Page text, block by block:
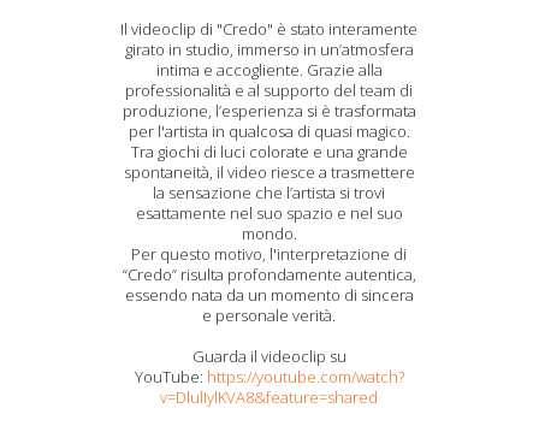
Il videoclip di "Credo" è stato interamente
girato in studio, immerso in un’atmosfera
intima e accogliente. Grazie alla
professionalità e al supporto del team di
produzione, l’esperienza si è trasformata
per l'artista in qualcosa di quasi magico.
Tra giochi di luci colorate e una grande
spontaneità, il video riesce a trasmettere
la sensazione che l’artista si trovi
esattamente nel suo spazio e nel suo
mondo.
Per questo motivo, l'interpretazione di
“Credo” risulta profondamente autentica,
essendo nata da un momento di sincera
e personale verità.
Guarda il videoclip su
YouTube: https://youtube.com/watch?
v=DlulIylKVA8&feature=shared